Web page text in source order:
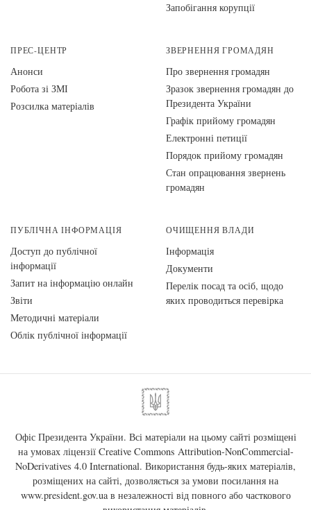
Запобігання корупції
ПРЕС-ЦЕНТР
Анонси
Робота зі ЗМІ
Розсилка матеріалів
ЗВЕРНЕННЯ ГРОМАДЯН
Про звернення громадян
Зразок звернення громадян до
Президента України
Графік прийому громадян
Електронні петиції
Порядок прийому громадян
Стан опрацювання звернень
громадян
ПУБЛІЧНА ІНФОРМАЦІЯ
Доступ до публічної
інформації
Запит на інформацію онлайн
Звіти
Методичні матеріали
Облік публічної інформації
ОЧИЩЕННЯ ВЛАДИ
Інформація
Документи
Перелік посад та осіб, щодо
яких проводиться перевірка
Офіс Президента України. Всі матеріали на цьому сайті розміщені
на умовах ліцензії Creative Commons Attribution-NonCommercial-
NoDerivatives 4.0 International. Використання будь-яких матеріалів,
розміщених на сайті, дозволяється за умови посилання на
www.president.gov.uaв незалежності від повного або часткового